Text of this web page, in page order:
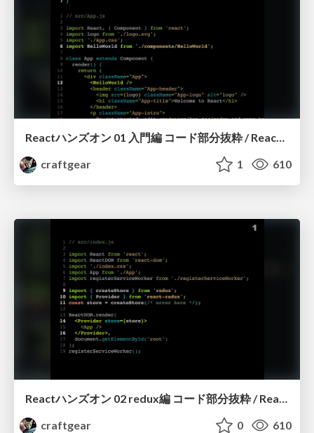
Reactハンズオン 01 入門編 コード部分抜粋 / React Handson 01 components (excerpt)
craftgear
1 610
Reactハンズオン 02 redux編 コード部分抜粋 / React Handson 02 redux (excerpt)
craftgear
0 610